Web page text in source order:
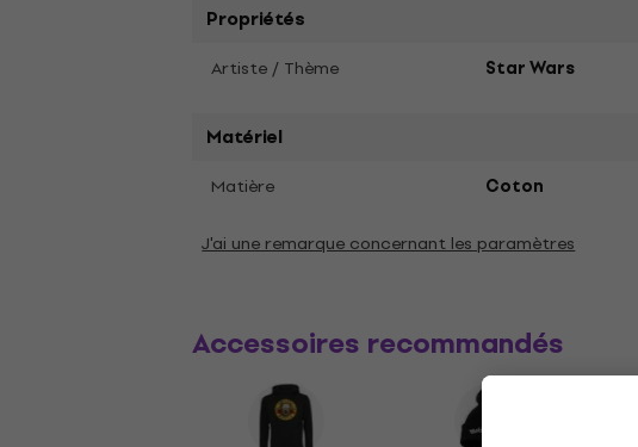
Propriétés
Artiste / Thème Star Wars
Matériel
Matière Coton
J'ai une remarque concernant les paramètres
Accessoires recommandés